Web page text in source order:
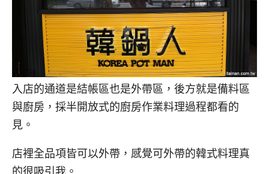
入店的通道是結帳區也是外帶區，後方就是備料區
與廚房，採半開放式的廚房作業料理過程都看的
見。
店裡全品項皆可以外帶，感覺可外帶的韓式料理真